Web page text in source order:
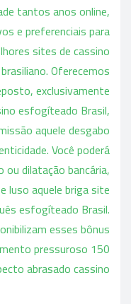
tantos anos online,
e preferenciais para
sites de cassino
Oferecemos
exclusivamente
esfogíteado Brasil,
aquele desgabo
Você poderá
dilatação bancária,
luso aquele briga site
esfogíteado Brasil.
esses bônus
pressuroso 150
abrasado cassino.